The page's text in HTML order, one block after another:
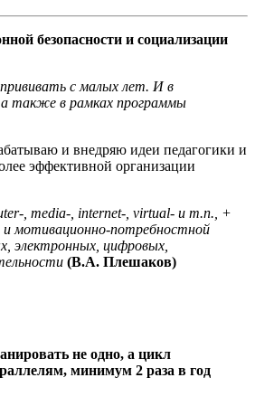
безопасности и социализации
с малых лет. И в
а также в рамках программы
и внедряю идеи педагогики и
эффективной организации
, media-, internet-, virtual- и т.п., +
и мотивационно-потребностной
электронных, цифровых,
(В.А. Плешаков)
не одно, а цикл
минимум 2 раза в год